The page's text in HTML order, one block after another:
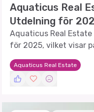
Aquaticus Real
Utdelning för
Aquaticus Real
för 2025, vilket visar
framtidstro.
Aquaticus Real Estate